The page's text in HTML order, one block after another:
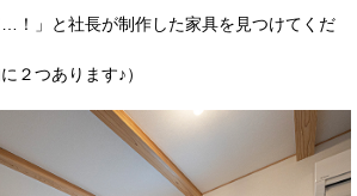
！」と社長が制作した家具を見つけてくだ
２つあります♪）